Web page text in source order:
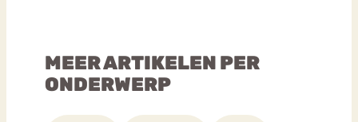
MEER ARTIKELEN PER
ONDERWERP